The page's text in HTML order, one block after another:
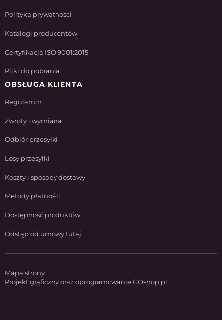
Polityka prywatności
Katalogi producentów
Certyfikacja ISO 9001:2015
Pliki do pobrania
OBSŁUGA KLIENTA
Regulamin
Zwroty i wymiana
Odbiór przesyłki
Losy przesyłki
Koszty i sposoby dostawy
Metody płatności
Dostępność produktów
Odstąp od umowy tutaj
Mapa strony
Projekt graficzny oraz oprogramowanie GOshop.pl